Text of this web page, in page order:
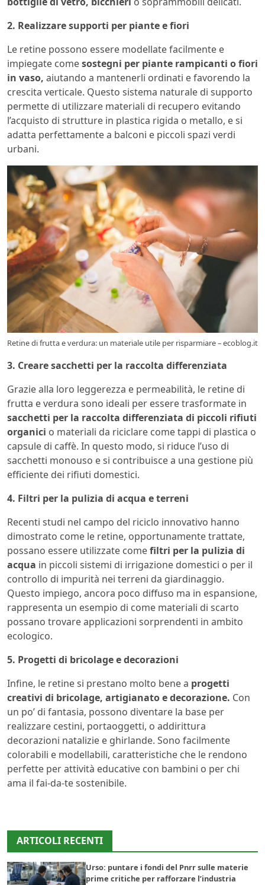
2. Realizzare supporti per piante e fiori
Le retine possono essere modellate facilmente e
impiegate comesostegni per piante rampicanti o fiori
in vaso, aiutando a mantenerli ordinati e favorendo la
crescita verticale. Questo sistema naturale di supporto
permette di utilizzare materiali di recupero evitando
l’acquisto di strutture in plastica rigida o metallo, e si
adatta perfettamente a balconi e piccoli spazi verdi
urbani.
Retine di frutta e verdura: un materiale utile per risparmiare – ecoblog.it
3. Creare sacchetti per la raccolta differenziata
Grazie alla loro leggerezza e permeabilità, le retine di
frutta e verdura sono ideali per essere trasformate in
sacchetti per la raccolta differenziata di piccoli rifiuti
organici o materiali da riciclare come tappi di plastica o
capsule di caffè. In questo modo, si riduce l’uso di
sacchetti monouso e si contribuisce a una gestione più
efficiente dei rifiuti domestici.
4. Filtri per la pulizia di acqua e terreni
Recenti studi nel campo del riciclo innovativo hanno
dimostrato come le retine, opportunamente trattate,
possano essere utilizzate comefiltri per la pulizia di
acqua in piccoli sistemi di irrigazione domestici o per il
controllo di impurità nei terreni da giardinaggio.
Questo impiego, ancora poco diffuso ma in espansione,
rappresenta un esempio di come materiali di scarto
possano trovare applicazioni sorprendenti in ambito
ecologico.
5. Progetti di bricolage e decorazioni
Infine, le retine si prestano molto bene a progetti
creativi di bricolage, artigianato e decorazione. Con
un po’ di fantasia, possono diventare la base per
realizzare cestini, portaoggetti, o addirittura
decorazioni natalizie e ghirlande. Sono facilmente
colorabili e modellabili, caratteristiche che le rendono
perfette per attività educative con bambini o per chi
ama il fai-da-te sostenibile.
ARTICOLI RECENTI
Urso: puntare i fondi del Pnrr sulle materie
prime critiche per rafforzare l’industria